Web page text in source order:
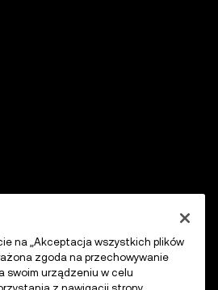
na „Akceptacja wszystkich plików
zgoda na przechowywanie
swoim urządzeniu w celu